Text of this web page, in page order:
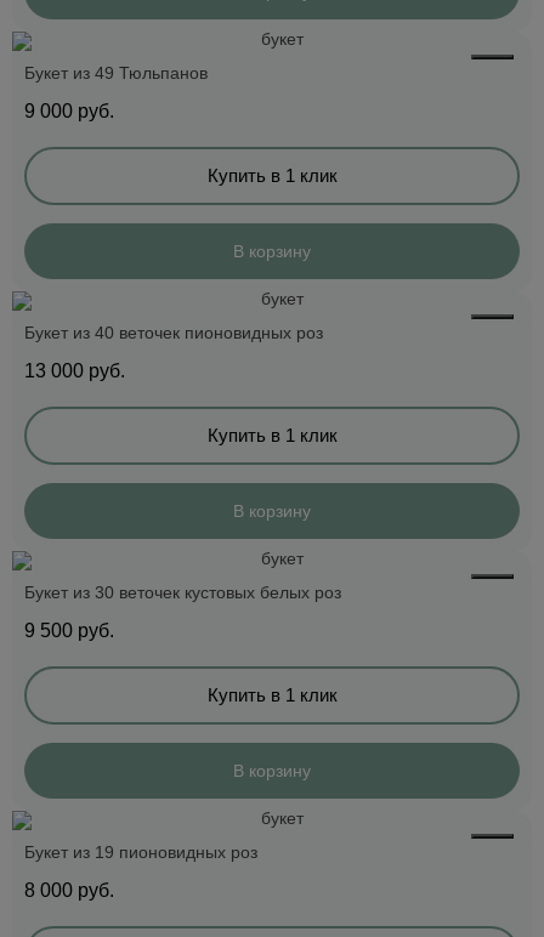
Букет из 49 Тюльпанов
9 000 руб.
Купить в 1 клик
В корзину
Букет из 40 веточек пионовидных роз
13 000 руб.
Купить в 1 клик
В корзину
Букет из 30 веточек кустовых белых роз
9 500 руб.
Купить в 1 клик
В корзину
Букет из 19 пионовидных роз
8 000 руб.